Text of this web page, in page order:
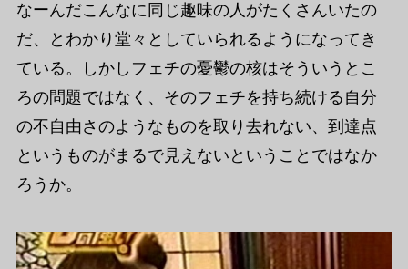
なーんだこんなに同じ趣味の人がたくさんいたの
だ、とわかり堂々としていられるようになってき
ている。しかしフェチの憂鬱の核はそういうとこ
ろの問題ではなく、そのフェチを持ち続ける自分
の不自由さのようなものを取り去れない、到達点
というものがまるで見えないということではなか
ろうか。